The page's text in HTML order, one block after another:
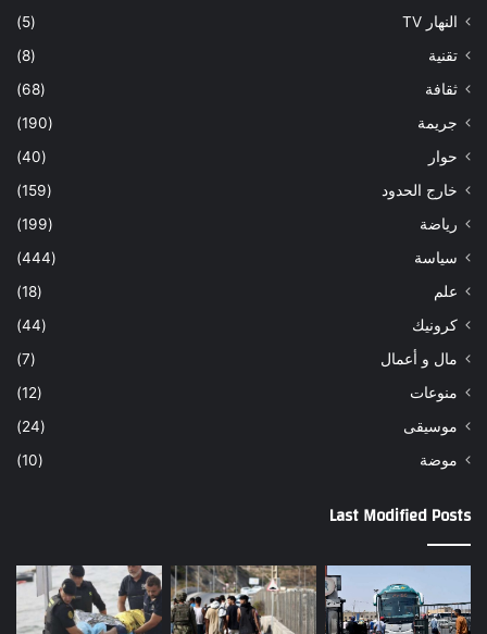
النهار TV
(5)
تقنية
(8)
ثقافة
(68)
جريمة
(190)
حوار
(40)
خارج الحدود
(159)
رياضة
(199)
سياسة
(444)
علم
(18)
كرونيك
(44)
مال و أعمال
(7)
منوعات
(12)
موسيقى
(24)
موضة
(10)
Last Modified Posts